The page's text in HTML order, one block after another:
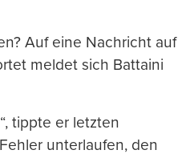
Auf eine Nachricht auf
meldet sich Battaini
tippte er letzten
unterlaufen, den